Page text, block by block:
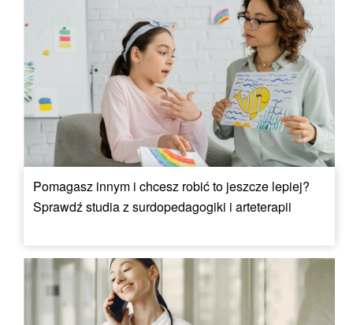
Pomagasz innym i chcesz robić to jeszcze lepiej?
Sprawdź studia z surdopedagogiki i arteterapii